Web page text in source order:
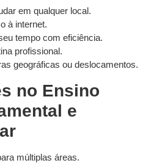
em qualquer local.
à internet.
tempo com eficiência.
profissional.
geográficas ou deslocamentos.
no Ensino
e
múltiplas áreas.